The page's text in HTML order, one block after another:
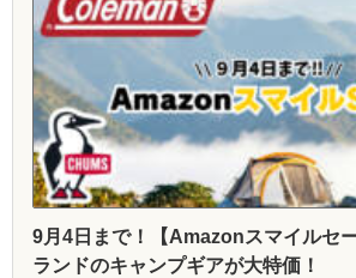
9月4日まで！【Amazonスマイルセ
ランドのキャンプギアが大特価！